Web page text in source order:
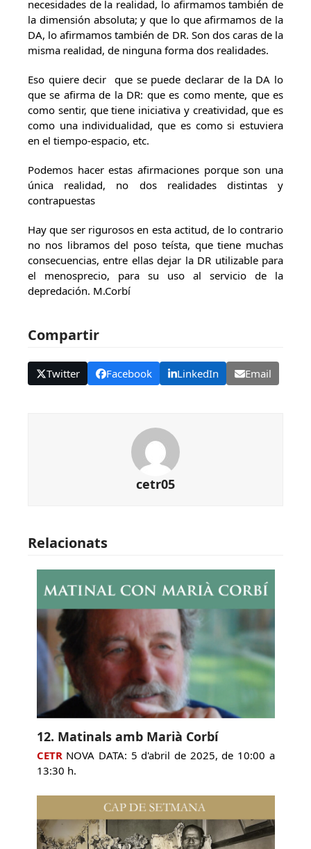
necesidades de la realidad, lo afirmamos también de
la dimensión absoluta; y que lo que afirmamos de la
DA, lo afirmamos también de DR. Son dos caras de la
misma realidad, de ninguna forma dos realidades.
Eso quiere decir que se puede declarar de la DA lo
que se afirma de la DR: que es como mente, que es
como sentir, que tiene iniciativa y creatividad, que es
como una individualidad, que es como si estuviera
en el tiempo-espacio, etc.
Podemos hacer estas afirmaciones porque son una
única realidad, no dos realidades distintas y
contrapuestas
Hay que ser rigurosos en esta actitud, de lo contrario
no nos libramos del poso teísta, que tiene muchas
consecuencias, entre ellas dejar la DR utilizable para
el menosprecio, para su uso al servicio de la
depredación. M.Corbí
Compartir
Twitter Facebook LinkedIn Email
cetr05
Relacionats
12. Matinals amb Marià Corbí
CETRNOVA DATA: 5 d'abril de 2025, de 10:00 a
13:30 h.